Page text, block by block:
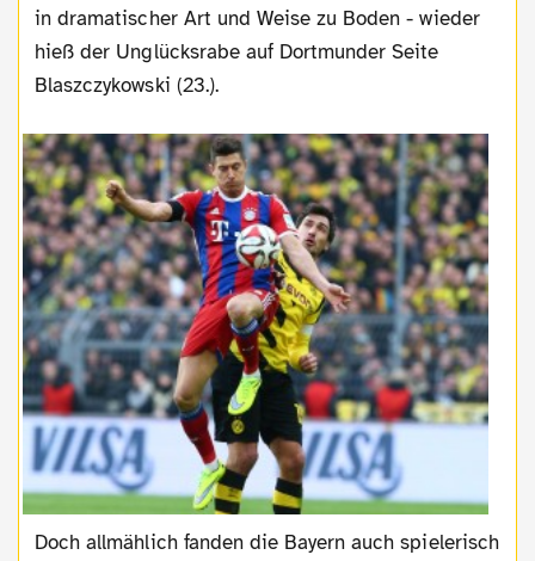
in dramatischer Art und Weise zu Boden - wieder
hieß der Unglücksrabe auf Dortmunder Seite
Blaszczykowski (23.).
Doch allmählich fanden die Bayern auch spielerisch